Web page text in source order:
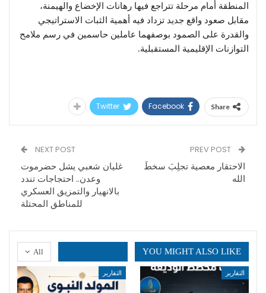
المنطقة أمام مرحلة تتراجع فيها رهانات الإخضاع والهيمنة،
مقابل صعود واقع جديد تزداد فيه أهمية الثبات الاستراتيجي
والقدرة على الصمود بوصفهما عاملين حاسمين في رسم ملامح
التوازنات الإقليمية المستقبلية.
Share
Facebook
Twitter
الاحتقار معصية تجلِبَ سخطَ
الله
NEXT POST
غليان شعبي يشل حضرموت
وعدن.. احتجاجات تندد
بالانهيار والتمزيق العسكري
للمناطق المحتلة
All YOU MIGHT ALSO LIKE
التقارير التقارير